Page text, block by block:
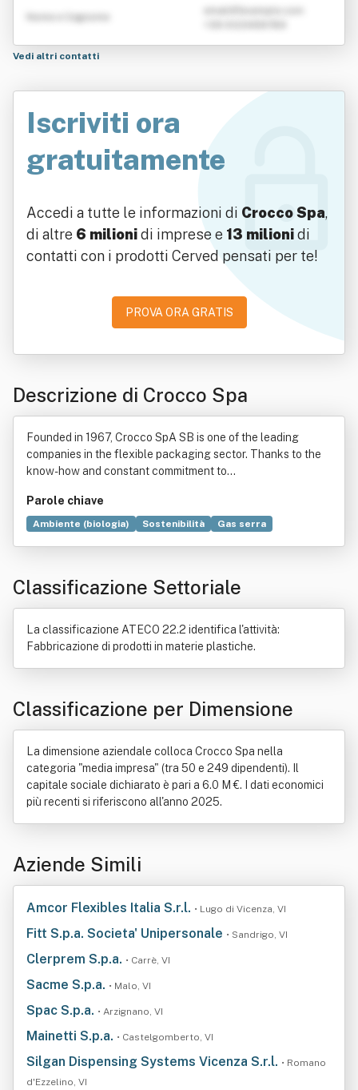
Nome e Cognome
Vedi altri contatti
Iscriviti ora
gratuitamente
Accedi a tutte le informazioni di Crocco Spa,
di altre 6 milionidi imprese e 13 milionidi
contatti con i prodotti Cerved pensati per te!
PROVA ORA GRATIS
Descrizione di Crocco Spa
Founded in 1967, Crocco SpA SB is one of the leading
companies in the flexible packaging sector. Thanks to the
know-how and constant commitment to...
Parole chiave
Ambiente (biologia) Sostenibilità
Gas serra
Ricerca scientifica
Effetto serra
Partnership
Etica
Impatto ambientale
Materie plastiche
Classificazione Settoriale
La classificazione ATECO 22.2 identifica l'attività:
Fabbricazione di prodotti in materie plastiche.
Classificazione per Dimensione
La dimensione aziendale colloca Crocco Spa nella
categoria "media impresa" (tra 50 e 249 dipendenti). Il
capitale sociale dichiarato è pari a 6.0 M €. I dati economici
più recenti si riferiscono all'anno 2025.
Aziende Simili
Amcor Flexibles Italia S.r.l. • Lugo di Vicenza, VI
Fitt S.p.a. Societa' Unipersonale • Sandrigo, VI
Clerprem S.p.a. • Carrè, VI
Sacme S.p.a. • Malo, VI
Spac S.p.a. • Arzignano, VI
Mainetti S.p.a. • Castelgomberto, VI
Silgan Dispensing Systems Vicenza S.r.l. • Romano
d'Ezzelino, VI